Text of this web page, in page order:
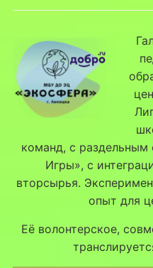
команд, с
Игры», с
вторсырья.
опыт для
Её волонтерское,